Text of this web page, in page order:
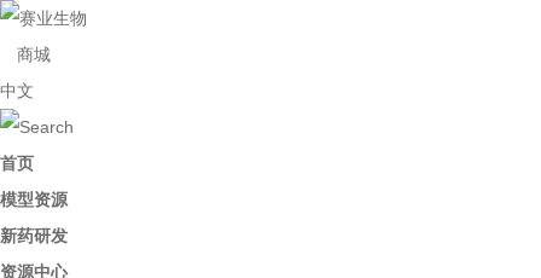
商城
中文
首页
模型资源
新药研发
资源中心